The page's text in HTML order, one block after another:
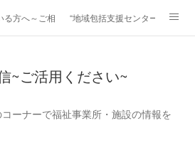
る方へ～ご相談ください～“地域包括支援センター”って？
~ご活用ください~
ーナーで福祉事業所・施設の情報を